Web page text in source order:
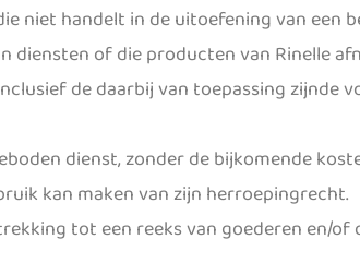
niet handelt in de uitoefening van
of die producten van Rinelle
de daarbij van toepassing zijnde
dienst, zonder de bijkomende
kan maken van zijn herroepingrecht.
tot een reeks van goederen en/